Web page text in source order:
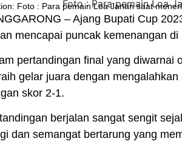
Foto : Para pemain Loa Janan saat
– Ajang Bupati Cup
mencapai puncak kemenangan
pertandingan final yang diwarnai
gelar juara dengan
skor 2-1.
berjalan sangat sengit
dan semangat bertarung yang